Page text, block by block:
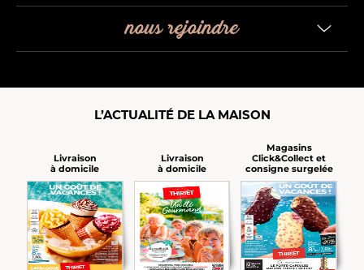
nous rejoindre
L’ACTUALITÉ DE LA MAISON
Livraison
à domicile
Livraison
à domicile
Magasins
Click&Collect et
consigne surgelée